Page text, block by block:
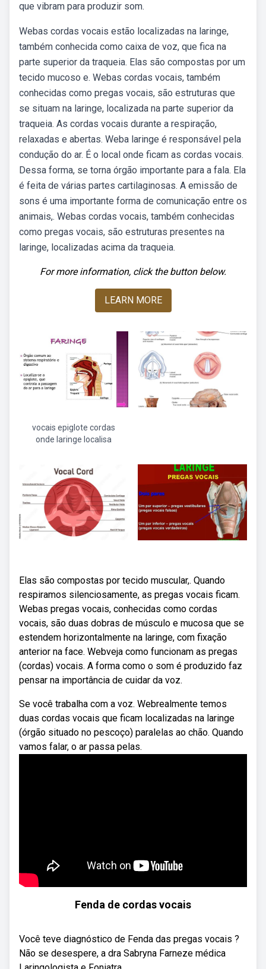
que vibram para produzir som.
Webas cordas vocais estão localizadas na laringe,
também conhecida como caixa de voz, que fica na
parte superior da traqueia. Elas são compostas por um
tecido mucoso e. Webas cordas vocais, também
conhecidas como pregas vocais, são estruturas que
se situam na laringe, localizada na parte superior da
traqueia. As cordas vocais durante a respiração,
relaxadas e abertas. Weba laringe é responsável pela
condução do ar. É o local onde ficam as cordas vocais.
Dessa forma, se torna órgão importante para a fala. Ela
é feita de várias partes cartilaginosas. A emissão de
sons é uma importante forma de comunicação entre os
animais,. Webas cordas vocais, também conhecidas
como pregas vocais, são estruturas presentes na
laringe, localizadas acima da traqueia.
For more information, click the button below.
LEARN MORE
vocais epiglote cordas
onde laringe localisa
Elas são compostas por tecido muscular,. Quando
respiramos silenciosamente, as pregas vocais ficam.
Webas pregas vocais, conhecidas como cordas
vocais, são duas dobras de músculo e mucosa que se
estendem horizontalmente na laringe, com fixação
anterior na face. Webveja como funcionam as pregas
(cordas) vocais. A forma como o som é produzido faz
pensar na importância de cuidar da voz.
Se você trabalha com a voz. Webrealmente temos
duas cordas vocais que ficam localizadas na laringe
(órgão situado no pescoço) paralelas ao chão. Quando
vamos falar, o ar passa pelas.
Fenda de cordas vocais
Você teve diagnóstico de Fenda das pregas vocais ?
Não se desespere, a dra Sabryna Farneze médica